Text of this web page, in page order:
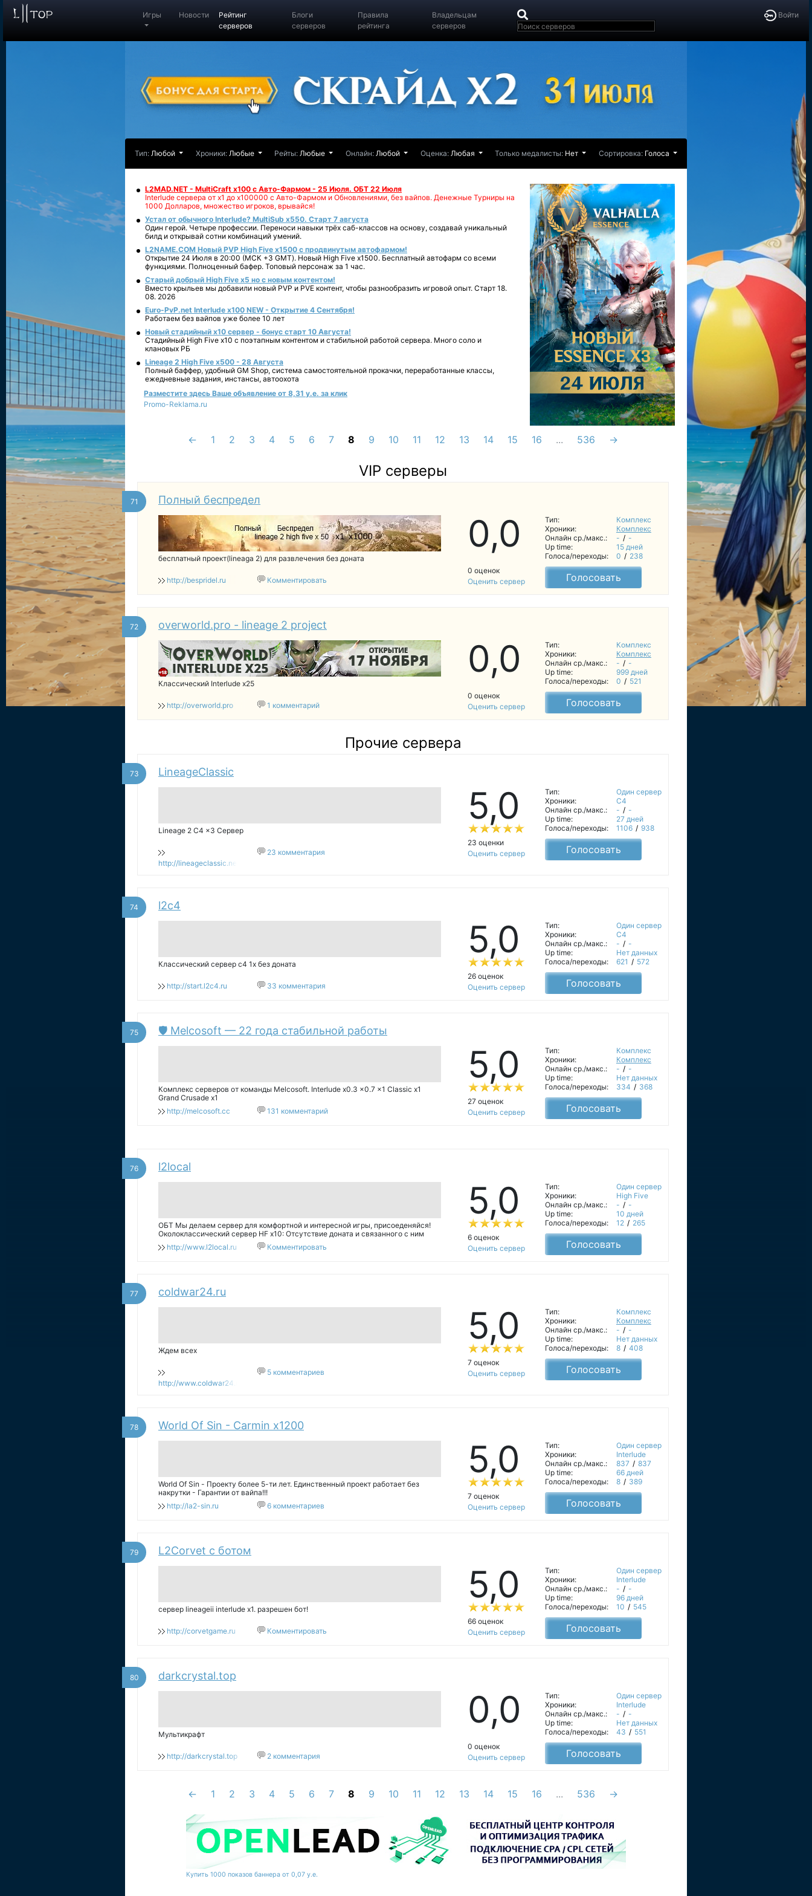
Войти
Игры Новости
Рейтинг
серверов
Блоги
серверов
Правила
рейтинга
Владельцам
серверов
Тип: Любой Хроники: Любые Рейты: Любые Онлайн: Любой Оценка: Любая Только медалисты: Нет Сортировка: Голоса
L2MAD.NET - MultiCraft x100 с Авто-Фармом - 25 Июля. ОБТ 22 Июля
Interlude сервера от х1 до х100000 с Авто-Фармом и Обновлениями, без вайпов. Денежные Турниры на
1000 Долларов, множество игроков, врывайся!
Устал от обычного Interlude? MultiSub x550. Старт 7 августа
Один герой. Четыре профессии. Переноси навыки трёх саб-классов на основу, создавай уникальный
билд и открывай сотни комбинаций умений.
L2NAME.COM Новый PVP High Five x1500 с продвинутым автофармом!
Открытие 24 Июля в 20:00 (МСК +3 GMT). Новый High Five x1500. Бесплатный автофарм со всеми
функциями. Полноценный бафер. Топовый персонаж за 1 час.
Старый добрый High Five x5 но с новым контентом!
Вместо крыльев мы добавили новый PVP и PVE контент, чтобы разнообразить игровой опыт. Старт 18.
08. 2026
Euro-PvP.net Interlude х100 NEW - Открытие 4 Сентября!
Работаем без вайпов уже более 10 лет
Новый стадийный х10 сервер - бонус старт 10 Августа!
Стадийный High Five x10 с поэтапным контентом и стабильной работой сервера. Много соло и
клановых РБ
Lineage 2 High Five x500 - 28 Августа
Полный баффер, удобный GM Shop, система самостоятельной прокачки, переработанные классы,
ежедневные задания, инстансы, автоохота
Разместите здесь Ваше объявление от 8,31 у.е. за клик
Promo-Reklama.ru
← 1 2 3 4 5 6 7 8 9 10 11 12 13 14 15 16 ... 536 →
VIP серверы
71 Полный беспредел
бесплатный проект(lineaga 2) для развлечения без доната
http://bespridel.ru Комментировать
0,0
0 оценок
Оценить сервер
Тип:
Комплекс
Хроники:
Комплекс
Онлайн ср./макс.:
- / -
Up time:
15 дней
Голоса/переходы:
0 / 238
Голосовать
72 overworld.pro - lineage 2 project
Классический Interlude x25
http://overworld.pro 1 комментарий
0,0
0 оценок
Оценить сервер
Тип:
Комплекс
Хроники:
Комплекс
Онлайн ср./макс.:
- / -
Up time:
999 дней
Голоса/переходы:
0 / 521
Голосовать
Прочие сервера
73 LineageClassic
Lineage 2 C4 x3 Сервер
http://lineageclassic.net
23 комментария
5,0
23 оценки
Оценить сервер
Тип:
Один сервер
Хроники:
C4
Онлайн ср./макс.:
- / -
Up time:
27 дней
Голоса/переходы:
1106 / 938
Голосовать
74 l2c4
Классический сервер с4 1х без доната
http://start.l2c4.ru 33 комментария
5,0
26 оценок
Оценить сервер
Тип:
Один сервер
Хроники:
C4
Онлайн ср./макс.:
- / -
Up time:
Нет данных
Голоса/переходы:
621 / 572
Голосовать
75 🛡️ Melcosoft — 22 года стабильной работы
Комплекс серверов от команды Melcosoft. Interlude x0.3 x0.7 x1 Classic x1
Grand Crusade x1
http://melcosoft.cc
131 комментарий
5,0
27 оценок
Оценить сервер
Тип:
Комплекс
Хроники:
Комплекс
Онлайн ср./макс.:
- / -
Up time:
Нет данных
Голоса/переходы:
334 / 368
Голосовать
76 l2local
ОБТ Мы делаем сервер для комфортной и интересной игры, присоеденяйся!
Околоклассический сервер HF х10: Отсутствие доната и связанного с ним
дисбаланса; Комфортная прокачка и фарм (большое количество чемпионов в
локациях с 1го уровня) и так далее.
http://www.l2local.ru Комментировать
5,0
6 оценок
Оценить сервер
Тип:
Один сервер
Хроники:
High Five
Онлайн ср./макс.:
- / -
Up time:
10 дней
Голоса/переходы:
12 / 265
Голосовать
77 coldwar24.ru
Ждем всех
http://www.coldwar24.ru
5 комментариев
5,0
7 оценок
Оценить сервер
Тип:
Комплекс
Хроники:
Комплекс
Онлайн ср./макс.:
- / -
Up time:
Нет данных
Голоса/переходы:
8 / 408
Голосовать
78 World Of Sin - Carmin x1200
World Of Sin - Проекту более 5-ти лет. Единственный проект работает без
накрутки - Гарантии от вайпа!!!
http://la2-sin.ru
6 комментариев
5,0
7 оценок
Оценить сервер
Тип:
Один сервер
Хроники:
Interlude
Онлайн ср./макс.:
837 / 837
Up time:
66 дней
Голоса/переходы:
8 / 389
Голосовать
79 L2Corvet с ботом
сервер lineageii interlude х1. разрешен бот!
http://corvetgame.ru Комментировать
5,0
66 оценок
Оценить сервер
Тип:
Один сервер
Хроники:
Interlude
Онлайн ср./макс.:
- / -
Up time:
96 дней
Голоса/переходы:
10 / 545
Голосовать
80 darkcrystal.top
Мультикрафт
http://darkcrystal.top 2 комментария
0,0
0 оценок
Оценить сервер
Тип:
Один сервер
Хроники:
Interlude
Онлайн ср./макс.:
- / -
Up time:
Нет данных
Голоса/переходы:
43 / 551
Голосовать
← 1 2 3 4 5 6 7 8 9 10 11 12 13 14 15 16 ... 536 →
Купить 1000 показов баннера от 0,07 у.е.